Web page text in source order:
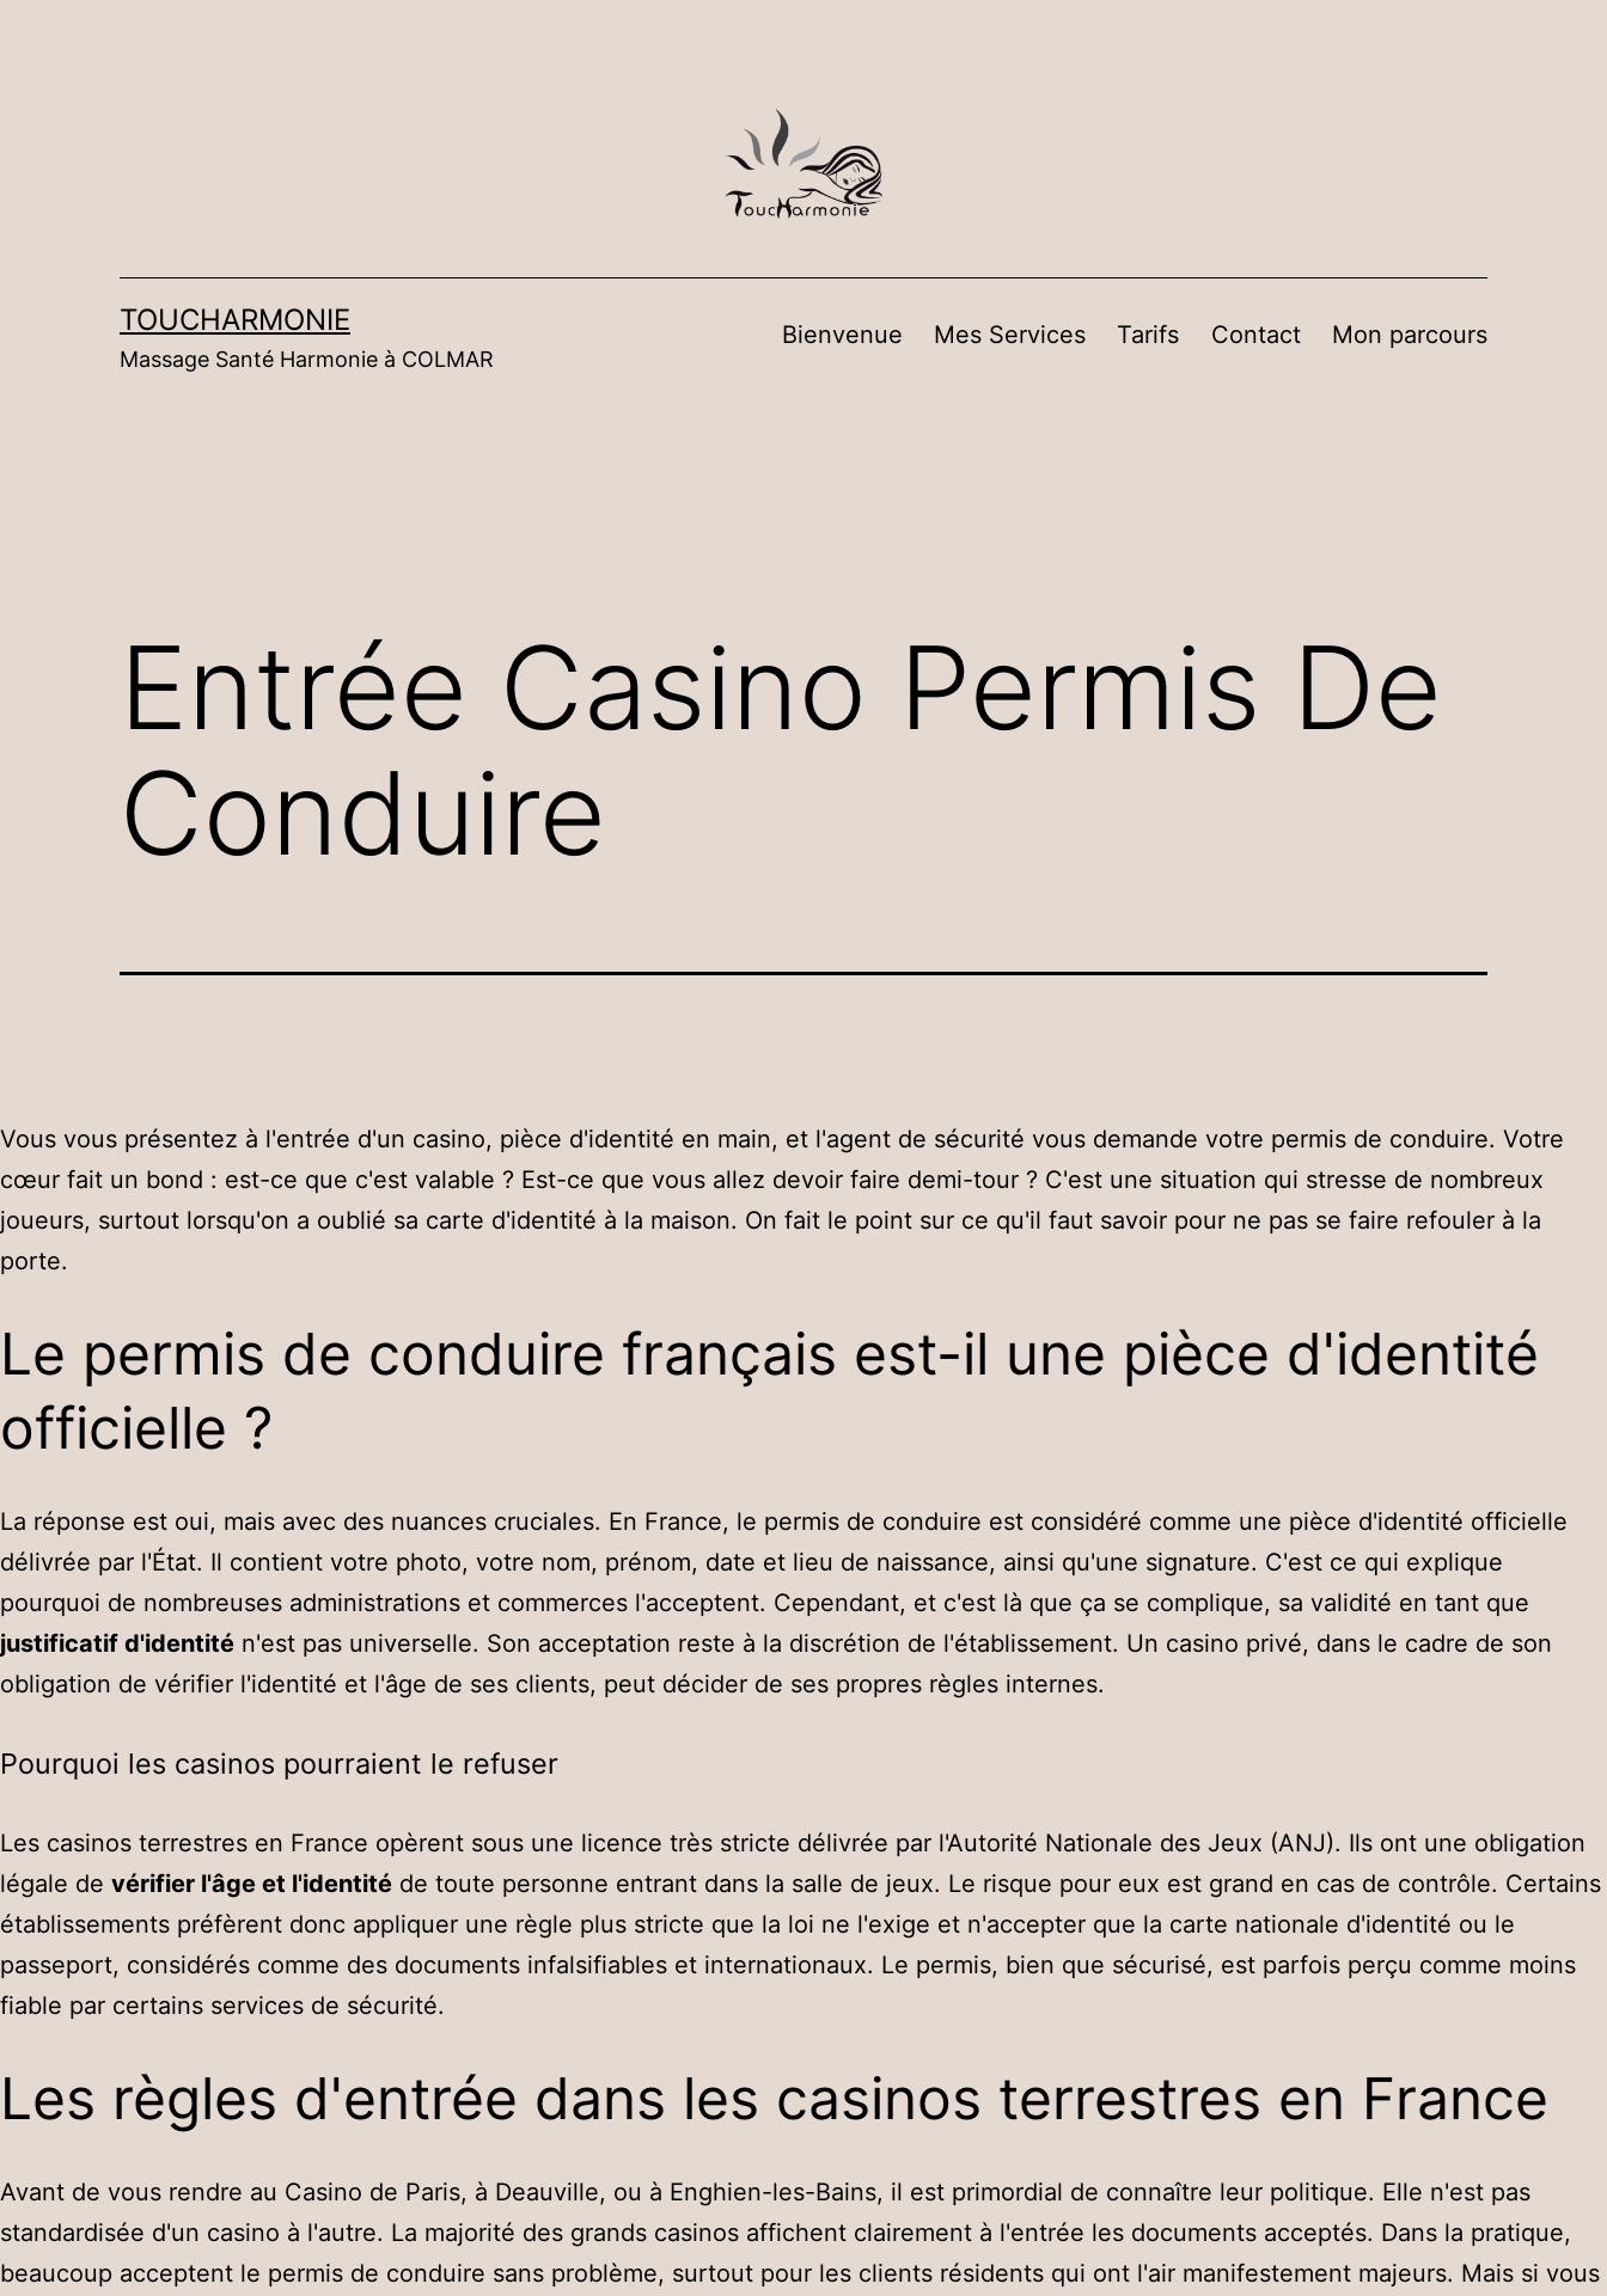
TOUCHARMONIE
Massage Santé Harmonie à COLMAR
Bienvenue Mes Services Tarifs Contact Mon parcours
Entrée Casino Permis De
Conduire
Vous vous présentez à l'entrée d'un casino, pièce d'identité en main, et l'agent de sécurité vous demande votre permis de conduire. Votre
cœur fait un bond : est-ce que c'est valable ? Est-ce que vous allez devoir faire demi-tour ? C'est une situation qui stresse de nombreux
joueurs, surtout lorsqu'on a oublié sa carte d'identité à la maison. On fait le point sur ce qu'il faut savoir pour ne pas se faire refouler à la
porte.
Le permis de conduire français est-il une pièce d'identité
officielle ?
La réponse est oui, mais avec des nuances cruciales. En France, le permis de conduire est considéré comme une pièce d'identité officielle
délivrée par l'État. Il contient votre photo, votre nom, prénom, date et lieu de naissance, ainsi qu'une signature. C'est ce qui explique
pourquoi de nombreuses administrations et commerces l'acceptent. Cependant, et c'est là que ça se complique, sa validité en tant que
justificatif d'identité n'est pas universelle. Son acceptation reste à la discrétion de l'établissement. Un casino privé, dans le cadre de son
obligation de vérifier l'identité et l'âge de ses clients, peut décider de ses propres règles internes.
Pourquoi les casinos pourraient le refuser
Les casinos terrestres en France opèrent sous une licence très stricte délivrée par l'Autorité Nationale des Jeux (ANJ). Ils ont une obligation
légale de vérifier l'âge et l'identité de toute personne entrant dans la salle de jeux. Le risque pour eux est grand en cas de contrôle. Certains
établissements préfèrent donc appliquer une règle plus stricte que la loi ne l'exige et n'accepter que la carte nationale d'identité ou le
passeport, considérés comme des documents infalsifiables et internationaux. Le permis, bien que sécurisé, est parfois perçu comme moins
fiable par certains services de sécurité.
Les règles d'entrée dans les casinos terrestres en France
Avant de vous rendre au Casino de Paris, à Deauville, ou à Enghien-les-Bains, il est primordial de connaître leur politique. Elle n'est pas
standardisée d'un casino à l'autre. La majorité des grands casinos affichent clairement à l'entrée les documents acceptés. Dans la pratique,
beaucoup acceptent le permis de conduire sans problème, surtout pour les clients résidents qui ont l'air manifestement majeurs. Mais si vous